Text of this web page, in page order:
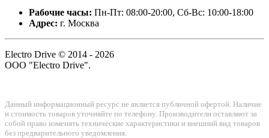
Рабочие часы: Пн-Пт: 08:00-20:00, Сб-Вс: 10:00-18:00
Адрес: г. Москва
Electro Drive © 2014 - 2026
ООО "Electro Drive".
Данный информационный ресурс не является публичной офертой. Наличие
и стоимость товаров уточняйте по телефону. Производители оставляют за
собой право изменять технические характеристики и внешний вид товаров
без предварительного уведомления.